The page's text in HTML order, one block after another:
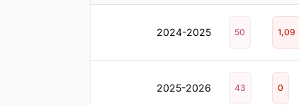
2024-2025 50 1,09
2025-2026 43 0